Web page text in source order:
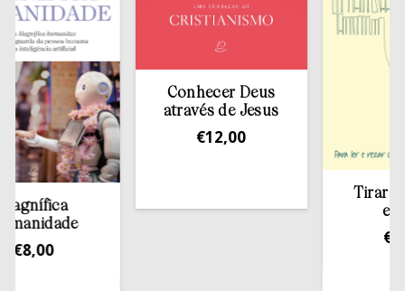
Conhecer Deus
através de Jesus
12,00
Tirar a
estante
13,50